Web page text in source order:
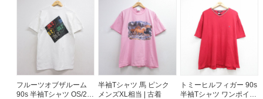
フルーツオブザルーム
90s 半袖Tシャツ OS/2
半袖Tシャツ 馬 ピンク
メンズXL相当 | 古着
トミーヒルフィガー 90s
半袖Tシャツ ワンポイン